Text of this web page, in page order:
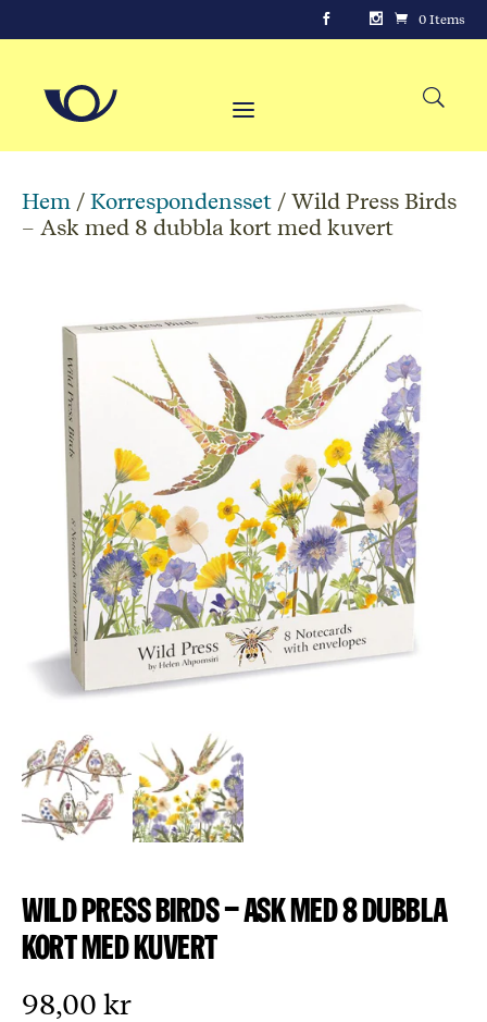
0 Items
Hem / Korrespondensset / Wild Press Birds
– Ask med 8 dubbla kort med kuvert
Wild Press Birds – Ask med 8 dubbla
kort med kuvert
98,00 kr